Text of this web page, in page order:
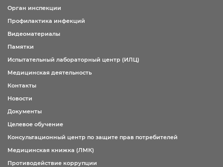
Орган инспекции
Профилактика инфекций
Видеоматериалы
Памятки
Испытательный лабораторный центр (ИЛЦ)
Медицинская деятельность
Контакты
Новости
Документы
Целевое обучение
Консультационный центр по защите прав потребителей
Медицинская книжка (ЛМК)
Противодействие коррупции